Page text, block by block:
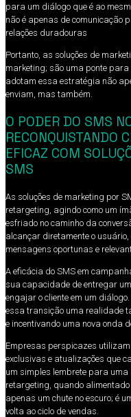
para um diálogo que é ao
não é apenas de comunicação
relações duradouras
Portanto, as soluções de
marketing; são uma ponte
adotam essa estratégia não
enviam, mas também.
O PODER DO SMS
RECONQUISTANDO
EFICAZ COM
SMS
As soluções de marketing por
retargeting, agindo como um
esfriado no caminho da
alcançar diretamente o usuário,
mensagens oportunas e
A eficácia do SMS em
sua capacidade de entregar
engajar o cliente em um
essa transição uma realidade
e incentivando uma nova onda
Empresas perspicazes
exclusivas e atualizações que
um simples lembrete para uma
retargeting, quando alimentado
apenas um chute no escuro; é
volta ao ciclo de vendas.